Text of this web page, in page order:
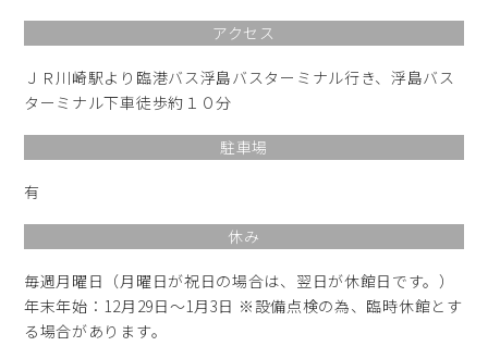
アクセス
ＪＲ川崎駅より臨港バス浮島バスターミナル行き、浮島バス
ターミナル下車徒歩約１０分
駐車場
有
休み
毎週月曜日（月曜日が祝日の場合は、翌日が休館日です。）
年末年始：12月29日～1月3日 ※設備点検の為、臨時休館とす
る場合があります。